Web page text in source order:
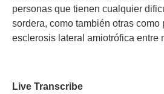
personas que tienen cualquier
sordera, como también otras
esclerosis lateral amiotrófica entre
Live Transcribe